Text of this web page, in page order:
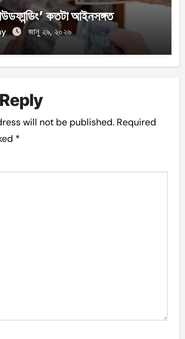
কতটা আইনসঙ্গত
জানু ২৯, ২০২৬
will not be published. Required
*